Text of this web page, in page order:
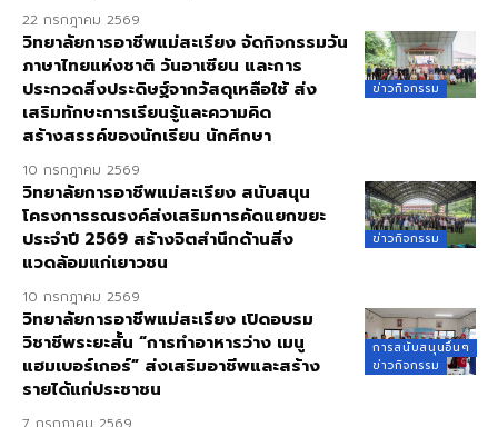
22 กรกฎาคม 2569
ข่าวกิจกรรม
วิทยาลัยการอาชีพแม่สะเรียง จัดกิจกรรมวัน
ภาษาไทยแห่งชาติ วันอาเซียน และการ
ประกวดสิ่งประดิษฐ์จากวัสดุเหลือใช้ ส่ง
เสริมทักษะการเรียนรู้และความคิด
สร้างสรรค์ของนักเรียน นักศึกษา
10 กรกฎาคม 2569
ข่าวกิจกรรม
วิทยาลัยการอาชีพแม่สะเรียง สนับสนุน
โครงการรณรงค์ส่งเสริมการคัดแยกขยะ
ประจำปี 2569 สร้างจิตสำนึกด้านสิ่ง
แวดล้อมแก่เยาวชน
10 กรกฎาคม 2569
การสนับสนุนอื่นๆ
ข่าวกิจกรรม
วิทยาลัยการอาชีพแม่สะเรียง เปิดอบรม
วิชาชีพระยะสั้น “การทำอาหารว่าง เมนู
แฮมเบอร์เกอร์” ส่งเสริมอาชีพและสร้าง
รายได้แก่ประชาชน